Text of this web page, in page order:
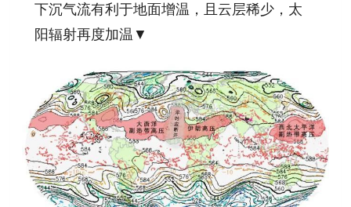
下沉气流有利于地面增温，且云层稀少，太
阳辐射再度加温▼